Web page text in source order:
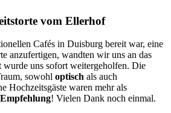
vom Ellerhof
Cafés in Duisburg bereit war, eine
anzufertigen, wandten wir uns an das
uns sofort weitergeholfen. Die
sowohl optisch als auch
Hochzeitsgäste waren mehr als
Empfehlung! Vielen Dank noch einmal.